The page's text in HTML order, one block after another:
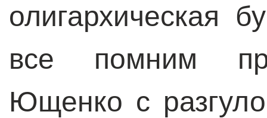
олигархическая
все помним
Ющенко с